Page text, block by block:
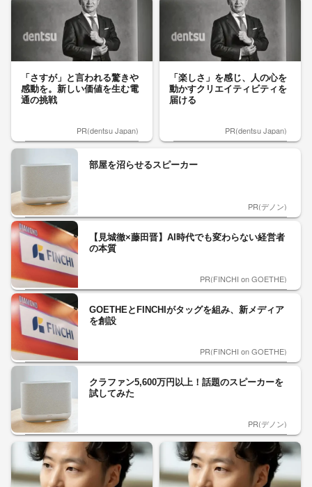
「さすが」と言われる驚きや
感動を。新しい価値を生む電
通の挑戦
PR(dentsu Japan)
「楽しさ」を感じ、人の心を
動かすクリエイティビティを
届ける
PR(dentsu Japan)
部屋を沼らせるスピーカー
PR(デノン)
【見城徹×藤田晋】AI時代でも変わらない経営者
の本質
PR(FINCHI on GOETHE)
GOETHEとFINCHIがタッグを組み、新メディア
を創設
PR(FINCHI on GOETHE)
クラファン5,600万円以上！話題のスピーカーを
試してみた
PR(デノン)